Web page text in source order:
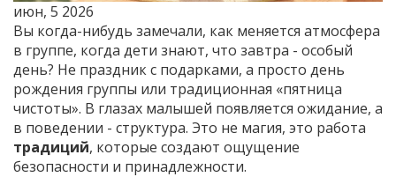
июн, 5 2026
Вы когда-нибудь замечали, как меняется атмосфера
в группе, когда дети знают, что завтра - особый
день? Не праздник с подарками, а просто день
рождения группы или традиционная «пятница
чистоты». В глазах малышей появляется ожидание, а
в поведении - структура. Это не магия, это работа
традиций, которые создают ощущение
безопасности и принадлежности.